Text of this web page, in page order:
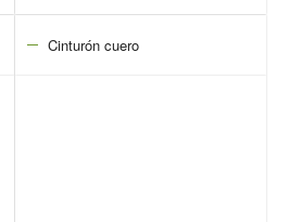
Cinturón cuero